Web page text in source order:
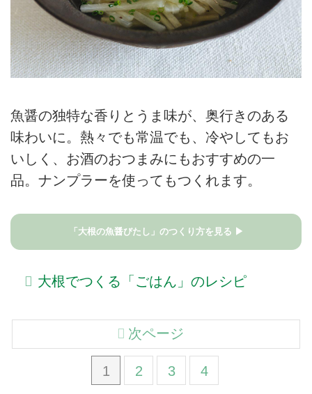
魚醤の独特な香りとうま味が、奥行きのある
味わいに。熱々でも常温でも、冷やしてもお
いしく、お酒のおつまみにもおすすめの一
品。ナンプラーを使ってもつくれます。
「大根の魚醤びたし」のつくり方を見る ▶
大根でつくる「ごはん」のレシピ
1 2 3 4
次ページ